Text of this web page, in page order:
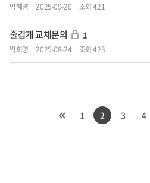
박혜영 2025-09-20 조회 421
줄감개 교체문의 1
박희영 2025-08-24 조회 423
1 2 3 4